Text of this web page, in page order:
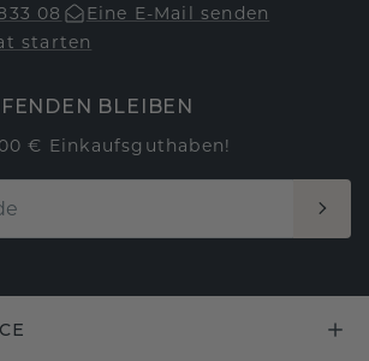
08
Eine E-Mail senden
starten
BLEIBEN
€ Einkaufsguthaben!